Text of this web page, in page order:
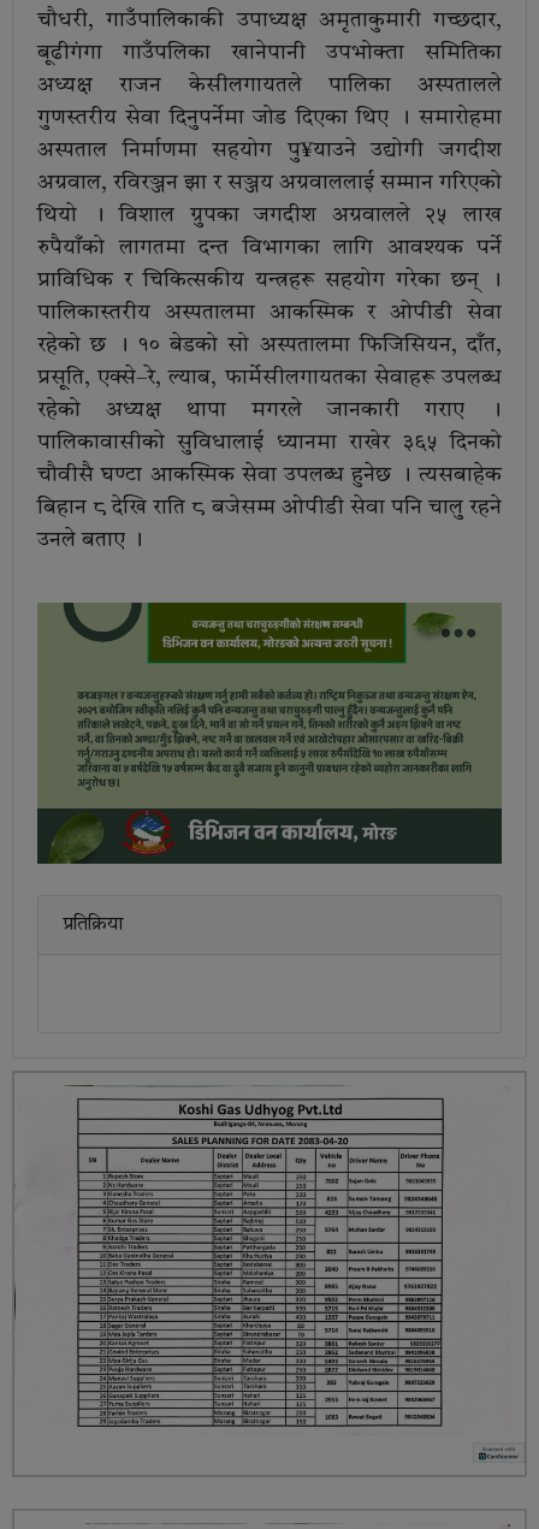
चौधरी, गाउँपालिकाकी उपाध्यक्ष अमृताकुमारी गच्छदार,
बूढीगंगा गाउँपलिका खानेपानी उपभोक्ता समितिका
अध्यक्ष राजन केसीलगायतले पालिका अस्पतालले
गुणस्तरीय सेवा दिनुपर्नेमा जोड दिएका थिए । समारोहमा
अस्पताल निर्माणमा सहयोग पु¥याउने उद्योगी जगदीश
अग्रवाल, रविरञ्जन झा र सञ्जय अग्रवाललाई सम्मान गरिएको
थियो । विशाल ग्रुपका जगदीश अग्रवालले २५ लाख
रुपैयाँको लागतमा दन्त विभागका लागि आवश्यक पर्ने
प्राविधिक र चिकित्सकीय यन्त्रहरू सहयोग गरेका छन् ।
पालिकास्तरीय अस्पतालमा आकस्मिक र ओपीडी सेवा
रहेको छ । १० बेडको सो अस्पतालमा फिजिसियन, दाँत,
प्रसूति, एक्से–रे, ल्याब, फार्मेसीलगायतका सेवाहरू उपलब्ध
रहेको अध्यक्ष थापा मगरले जानकारी गराए ।
पालिकावासीको सुविधालाई ध्यानमा राखेर ३६५ दिनको
चौवीसै घण्टा आकस्मिक सेवा उपलब्ध हुनेछ । त्यसबाहेक
बिहान ८ देखि राति ८ बजेसम्म ओपीडी सेवा पनि चालु रहने
उनले बताए ।
प्रतिक्रिया